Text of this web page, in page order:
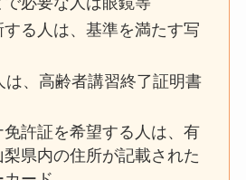
る人は、基準を満たす写
は、高齢者講習終了証明書
許証を希望する人は、有
県内の住所が記載された